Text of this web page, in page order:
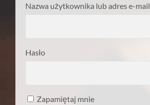
Nazwa użytkownika lub adres e-mail
Hasło
Zapamiętaj mnie